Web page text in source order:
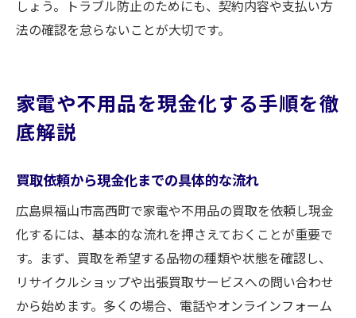
しょう。トラブル防止のためにも、契約内容や支払い方
法の確認を怠らないことが大切です。
家電や不用品を現金化する手順を徹
底解説
買取依頼から現金化までの具体的な流れ
広島県福山市高西町で家電や不用品の買取を依頼し現金
化するには、基本的な流れを押さえておくことが重要で
す。まず、買取を希望する品物の種類や状態を確認し、
リサイクルショップや出張買取サービスへの問い合わせ
から始めます。多くの場合、電話やオンラインフォーム